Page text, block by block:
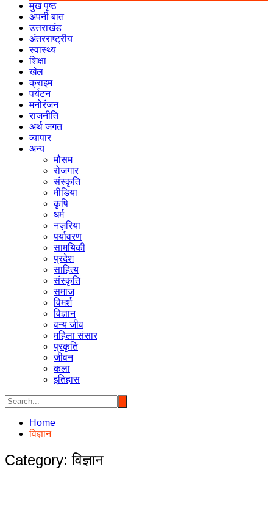
मुख पृष्ठ
अपनी बात
उत्तराखंड
अंतरराष्ट्रीय
स्वास्थ्य
शिक्षा
खेल
क्राइम
पर्यटन
मनोरंजन
राजनीति
अर्थ जगत
व्यापार
अन्य
मौसम
रोजगार
संस्कृति
मीडिया
कृषि
धर्म
नज़रिया
पर्यावरण
सामयिकी
प्रदेश
साहित्य
संस्कृति
समाज
विमर्श
विज्ञान
वन्य जीव
महिला संसार
प्रकृति
जीवन
कला
इतिहास
Home
विज्ञान
Category:विज्ञान